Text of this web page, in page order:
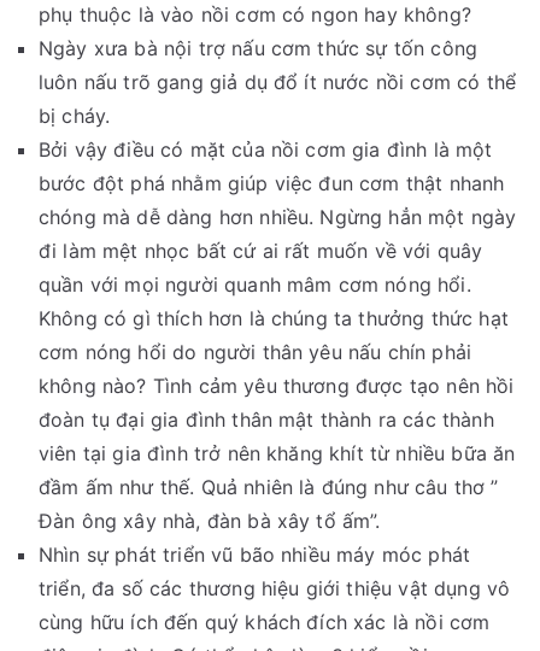
phụ thuộc là vào nồi cơm có ngon hay không?
Ngày xưa bà nội trợ nấu cơm thức sự tốn công
luôn nấu trõ gang giả dụ đổ ít nước nồi cơm có thể
bị cháy.
Bởi vậy điều có mặt của nồi cơm gia đình là một
bước đột phá nhằm giúp việc đun cơm thật nhanh
chóng mà dễ dàng hơn nhiều. Ngừng hẳn một ngày
đi làm mệt nhọc bất cứ ai rất muốn về với quây
quần với mọi người quanh mâm cơm nóng hổi.
Không có gì thích hơn là chúng ta thưởng thức hạt
cơm nóng hổi do người thân yêu nấu chín phải
không nào? Tình cảm yêu thương được tạo nên hồi
đoàn tụ đại gia đình thân mật thành ra các thành
viên tại gia đình trở nên khăng khít từ nhiều bữa ăn
đầm ấm như thế. Quả nhiên là đúng như câu thơ ”
Đàn ông xây nhà, đàn bà xây tổ ấm”.
Nhìn sự phát triển vũ bão nhiều máy móc phát
triển, đa số các thương hiệu giới thiệu vật dụng vô
cùng hữu ích đến quý khách đích xác là nồi cơm